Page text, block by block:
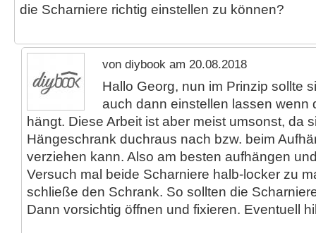
die Scharniere richtig einstellen zu können?
von diybook am 20.08.2018
Hallo Georg, nun im Prinzip sollte
auch dann einstellen lassen wenn
hängt. Diese Arbeit ist aber meist umsonst, da
Hängeschrank duchraus nach bzw. beim
verziehen kann. Also am besten aufhängen
Versuch mal beide Scharniere halb-locker zu
schließe den Schrank. So sollten die
Dann vorsichtig öffnen und fixieren. Eventuell